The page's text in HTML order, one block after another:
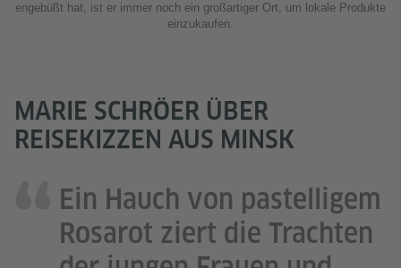
engebüßt hat, ist er immer noch ein großartiger Ort, um lokale Produkte
einzukaufen.
MARIE SCHRÖER ÜBER
REISEKIZZEN AUS MINSK
Ein Hauch von pastelligem
Rosarot ziert die Trachten